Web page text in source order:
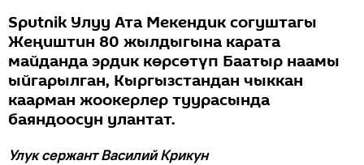
Sputnik Улуу Ата Мекендик согуштагы
Жеңиштин 80 жылдыгына карата
майданда эрдик көрсөтүп Баатыр наамы
ыйгарылган, Кыргызстандан чыккан
каарман жоокерлер туурасында
баяндоосун улантат.
Улук сержант Василий Крикун